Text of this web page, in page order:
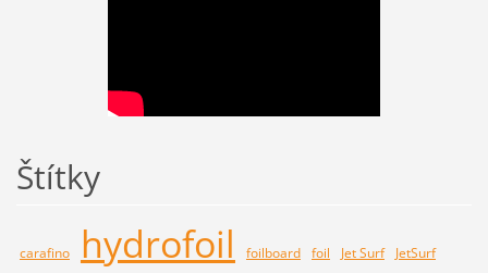
Štítky
carafino hydrofoil foilboard foil Jet Surf
JetSurf